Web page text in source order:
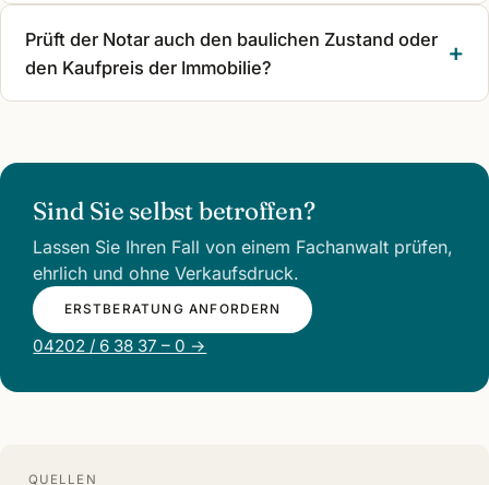
Prüft der Notar auch den baulichen Zustand oder
den Kaufpreis der Immobilie?
Sind Sie selbst betroffen?
Lassen Sie Ihren Fall von einem Fachanwalt prüfen,
ehrlich und ohne Verkaufsdruck.
ERSTBERATUNG ANFORDERN
04202 / 6 38 37 – 0 →
QUELLEN